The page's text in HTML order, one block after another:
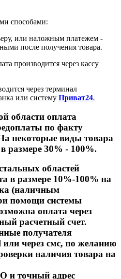
способами:
или наложным платежем -
после получения товара.
производится через кассу
через терминал
или систему Приват24.
области оплата
по факту
некоторые виды товара
в размере 30% - 100%.
областей
в размере 10%-100% на
(наличным
помощи системы
оплата через
расчетный счет.
получателя
или через смс, по желанию
наличия товара на
и точный адрес